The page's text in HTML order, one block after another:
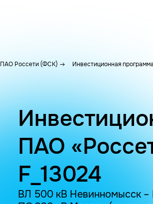
ПАО Россети (ФСК) Инвестиционная
ПАО
F_13024
ВЛ 500 кВ Невинномысск